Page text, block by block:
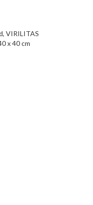
VIRILITAS
x 40 cm